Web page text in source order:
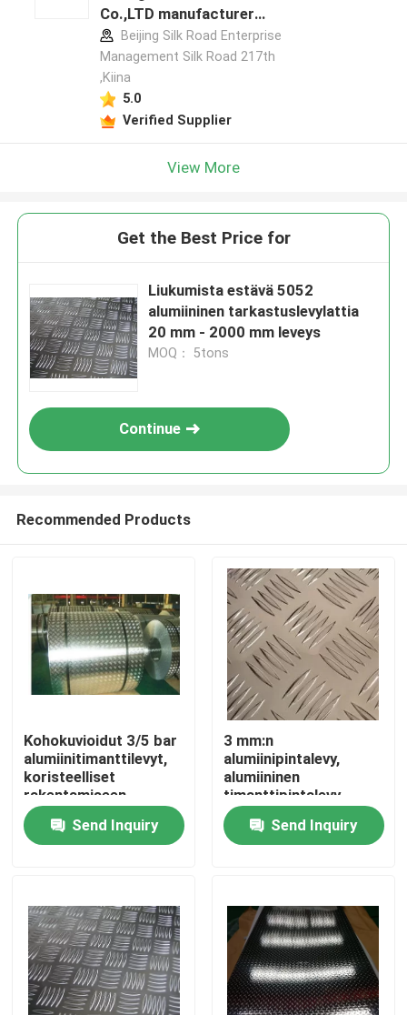
Products
Videos
Co.,LTD manufacturer
profileBeijing Silk Road Enterprise
Management Silk Road 217th
,Kiina
5.0
Verified Supplier
View More
Get the Best Price for
Liukumista estävä 5052
alumiininen tarkastuslevylattia
20 mm - 2000 mm leveys
MOQ： 5tons
Continue
Recommended Products
Kohokuvioidut 3/5 bar
alumiinitimanttilevyt,
koristeelliset
rakentamiseen
Send Inquiry
3 mm:n
alumiinipintalevy,
alumiininen
timanttipintalevy,
viiden palkin kuvio
Send Inquiry